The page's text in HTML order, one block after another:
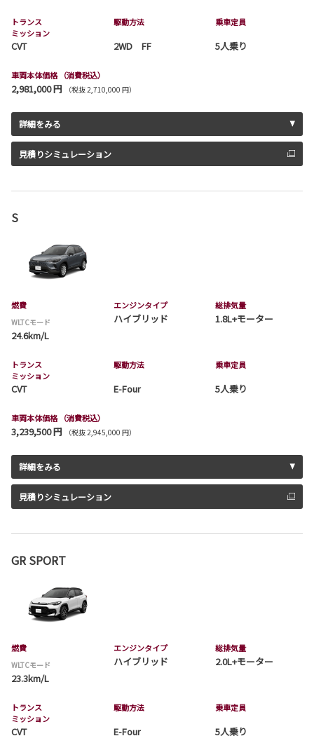
トランス
ミッション
CVT
駆動方法
2WD FF
乗車定員
5人乗り
車両本体価格 （消費税込）
2,981,000 円 （税抜 2,710,000 円）
詳細をみる
見積りシミュレーション
S
燃費
WLTCモード
24.6km/L
エンジンタイプ
ハイブリッド
総排気量
1.8L+モーター
トランス
ミッション
CVT
駆動方法
E-Four
乗車定員
5人乗り
車両本体価格 （消費税込）
3,239,500 円 （税抜 2,945,000 円）
詳細をみる
見積りシミュレーション
GR SPORT
燃費
WLTCモード
23.3km/L
エンジンタイプ
ハイブリッド
総排気量
2.0L+モーター
トランス
ミッション
CVT
駆動方法
E-Four
乗車定員
5人乗り